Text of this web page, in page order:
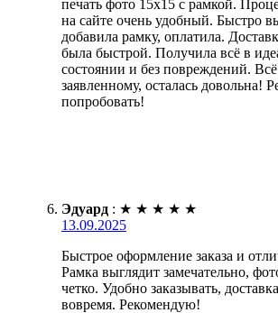
печать фото 15х15 с рамкой.
на сайте очень удобный. Быстро
добавила рамку, оплатила.
была быстрой. Получила всё в
состоянии и без повреждений. Всё
заявленному, осталась довольна!
попробовать!
Эдуард : ★ ★ ★ ★ ★
13.09.2025
Быстрое оформление заказа и
Рамка выглядит замечательно,
четко. Удобно заказывать,
вовремя. Рекомендую!